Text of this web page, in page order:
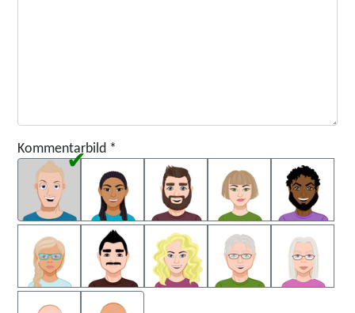
Kommentarbild *
Kommentarbild